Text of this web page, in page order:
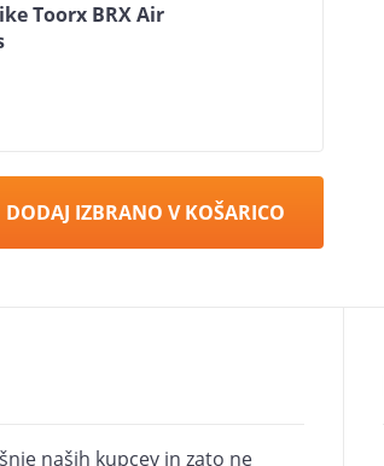
Toorx BRX Air
DODAJ IZBRANO V KOŠARICO
naših kupcev in zato ne